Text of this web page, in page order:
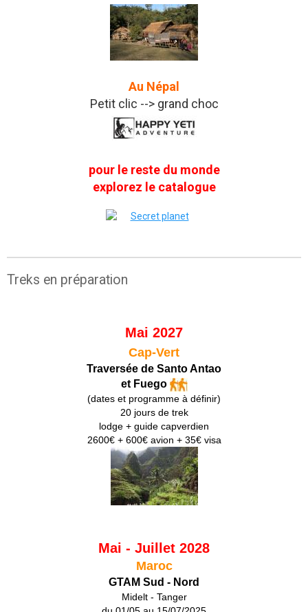
Au Népal
Petit clic --> grand choc
pour le reste du monde
explorez le catalogue
Treks en préparation
Mai 2027
Cap-Vert
Traversée de Santo Antao
et Fuego
(dates et programme à définir)
20 jours de trek
lodge + guide capverdien
2600€ + 600€ avion + 35€ visa
Mai - Juillet 2028
Maroc
GTAM Sud - Nord
Midelt - Tanger